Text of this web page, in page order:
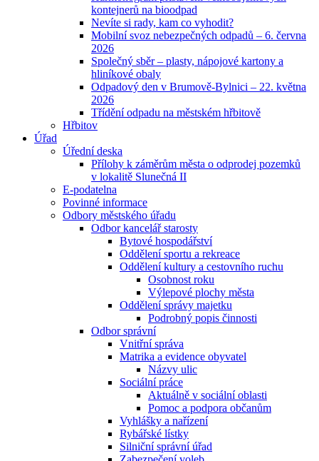
kontejnerů na bioodpad
Nevíte si rady, kam co vyhodit?
Mobilní svoz nebezpečných odpadů – 6. června
2026
Společný sběr – plasty, nápojové kartony a
hliníkové obaly
Odpadový den v Brumově-Bylnici – 22. května
2026
Třídění odpadu na městském hřbitově
Hřbitov
Úřad
Úřední deska
Přílohy k záměrům města o odprodej pozemků
v lokalitě Slunečná II
E-podatelna
Povinné informace
Odbory městského úřadu
Odbor kancelář starosty
Bytové hospodářství
Oddělení sportu a rekreace
Oddělení kultury a cestovního ruchu
Osobnost roku
Výlepové plochy města
Oddělení správy majetku
Podrobný popis činnosti
Odbor správní
Vnitřní správa
Matrika a evidence obyvatel
Názvy ulic
Sociální práce
Aktuálně v sociální oblasti
Pomoc a podpora občanům
Vyhlášky a nařízení
Rybářské lístky
Silniční správní úřad